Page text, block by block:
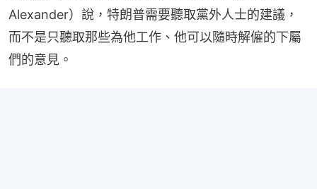
Alexander）說，特朗普需要聽取黨外人士的建議，
而不是只聽取那些為他工作、他可以隨時解僱的下屬
們的意見。